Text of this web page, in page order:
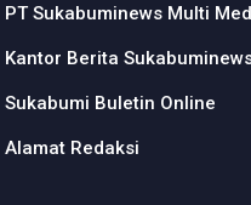
PT Sukabuminews Multi
Kantor Berita
Sukabumi Buletin Online
Alamat Redaksi